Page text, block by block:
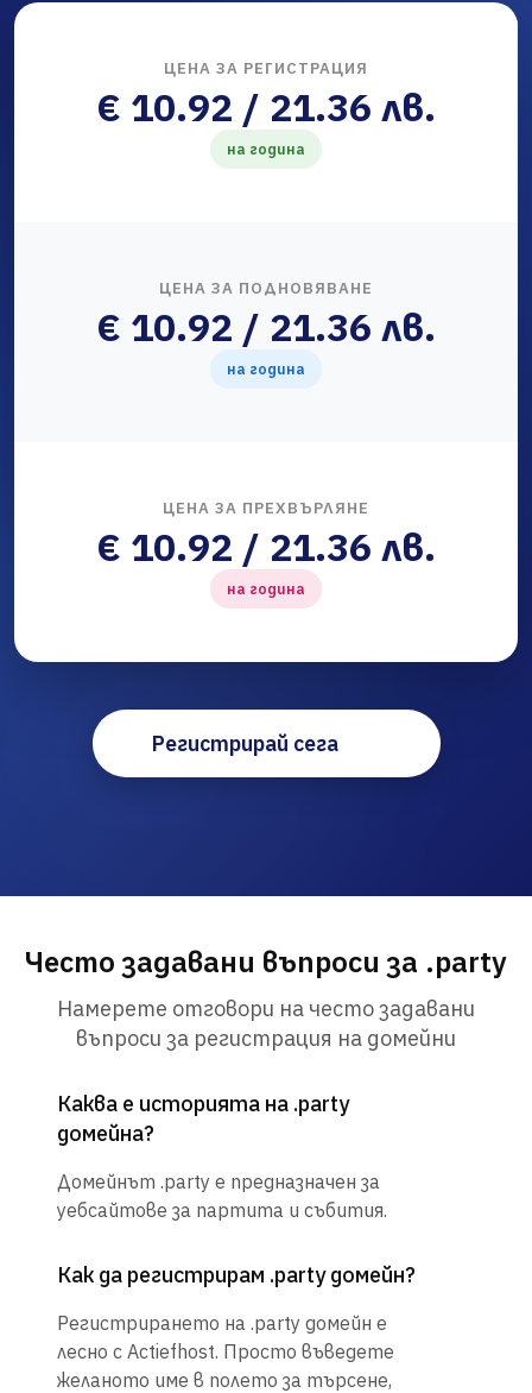
ЦЕНА ЗА РЕГИСТРАЦИЯ
€ 10.92 / 21.36 лв.
на година
ЦЕНА ЗА ПОДНОВЯВАНЕ
€ 10.92 / 21.36 лв.
на година
ЦЕНА ЗА ПРЕХВЪРЛЯНЕ
€ 10.92 / 21.36 лв.
на година
Регистрирай сега
Често задавани въпроси за .party
Намерете отговори на често задавани
въпроси за регистрация на домейни
Каква е историята на .party
домейна?
Домейнът .party е предназначен за
уебсайтове за партита и събития.
Как да регистрирам .party домейн?
Регистрирането на .party домейн е
лесно с Actiefhost. Просто въведете
желаното име в полето за търсене,